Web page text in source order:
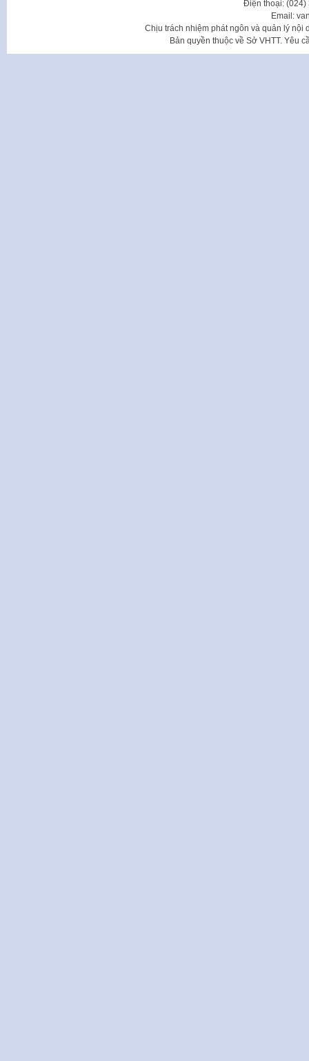
Điện thoại: (024)
Email:
Chịu trách nhiệm phát ngôn và quản lý nội
Bản quyền thuộc về Sở VHTT. Yêu